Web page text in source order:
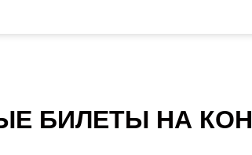
БИЛЕТЫ НА